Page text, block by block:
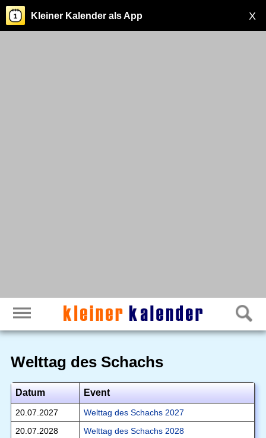
X
Kleiner Kalender als App
Welttag des Schachs
Datum Event
20.07.2027
Welttag des Schachs 2027
20.07.2028
Welttag des Schachs 2028